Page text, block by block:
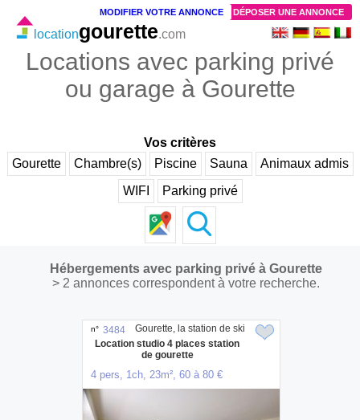
Locations avec parking privé
ou garage à Gourette
locationgourette.com
Vos critères
Gourette
Chambre(s) Piscine Sauna
Animaux admis
WIFI
Parking privé
Hébergements avec parking privé à Gourette
> 2 annonces correspondent à votre recherche.
n° 3484
Location studio 4 places station
de gourette
4 pers, 1ch, 23m², 60 à 80 €
Gourette, la station de ski
DÉPOSER UNE ANNONCE
MODIFIER VOTRE ANNONCE